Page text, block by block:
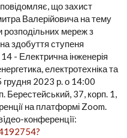
повідомляє, що захист
Валерійовича на тему
мереж з
здобуття ступеня
14 - Електрична інженерія
електротехніка та
грудня 2023 р. о 14:00
Берестейський, 37, корп. 1,
на платформі Zoom.
конференцiї: